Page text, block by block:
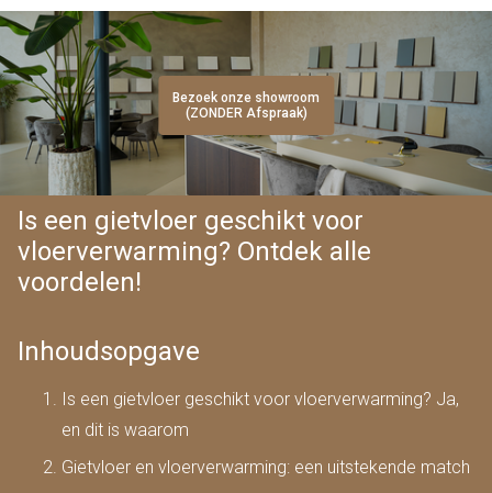
Bezoek onze showroom
(ZONDER Afspraak)
Bezoek onze showroom
(ZONDER Afspraak)
Bezoek onze showroom
(ZONDER Afspraak)
Bezoek onze showroom
(ZONDER Afspraak)
Bezoek onze showroom
(ZONDER Afspraak)
Is een gietvloer geschikt voor
vloerverwarming? Ontdek alle
voordelen!
Inhoudsopgave
Is een gietvloer geschikt voor vloerverwarming? Ja,
en dit is waarom
Gietvloer en vloerverwarming: een uitstekende match